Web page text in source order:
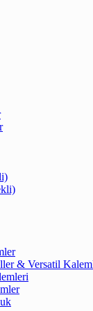
& Versatil